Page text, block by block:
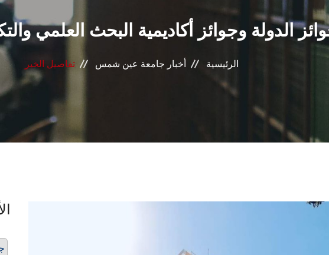
الدولة وجوائز أكاديمية البحث العلمي
الرئيسية أخبار جامعة عين شمس تفاصيل الخبر